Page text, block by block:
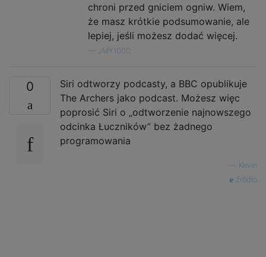
chroni przed gniciem ogniw. Wiem,
że masz krótkie podsumowanie, ale
lepiej, jeśli możesz dodać więcej.
JMY1000,
0
Siri odtworzy podcasty, a BBC opublikuje
The Archers jako podcast. Możesz więc
poprosić Siri o „odtworzenie najnowszego
odcinka Łuczników” bez żadnego
programowania
Kevin
źródło